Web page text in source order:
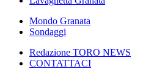
Mondo Granata
Sondaggi
Redazione TORO NEWS
CONTATTACI